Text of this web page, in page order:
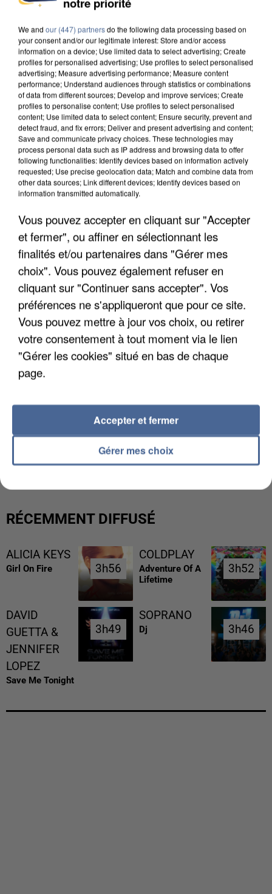
DE FAUNE SAUVAGE SONT...
L’UN DES FONDATEURS SUPPOSÉS DE LA DZ
MAFIA INTERPELLÉ EN ALGÉRIE
RÉCEMMENT DIFFUSÉ
ALICIA KEYS
Girl On Fire 3h56
3h56
COLDPLAY
Adventure Of A
Lifetime
3h52
3h52
DAVID
GUETTA &
JENNIFER
LOPEZ
Save Me Tonight
3h49
3h49
SOPRANO
Dj 3h46
3h46
We and our (447) partnersdo the following data processing based on
your consent and/or our legitimate interest: Store and/or access
information on a device; Use limited data to select advertising; Create
profiles for personalised advertising; Use profiles to select personalised
advertising; Measure advertising performance; Measure content
performance; Understand audiences through statistics or combinations
of data from different sources; Develop and improve services; Create
profiles to personalise content; Use profiles to select personalised
content; Use limited data to select content; Ensure security, prevent and
detect fraud, and fix errors; Deliver and present advertising and content;
Save and communicate privacy choices. These technologies may
process personal data such as IP address and browsing data to offer
following functionalities: Identify devices based on information actively
requested; Use precise geolocation data; Match and combine data from
other data sources; Link different devices; Identify devices based on
information transmitted automatically.
Vous pouvez accepter en cliquant sur "Accepter
et fermer", ou affiner en sélectionnant les
finalités et/ou partenaires dans "Gérer mes
choix". Vous pouvez également refuser en
cliquant sur "Continuer sans accepter". Vos
préférences ne s'appliqueront que pour ce site.
Vous pouvez mettre à jour vos choix, ou retirer
votre consentement à tout moment via le lien
"Gérer les cookies" situé en bas de chaque
page.
Gérer mes choix
Accepter et fermer